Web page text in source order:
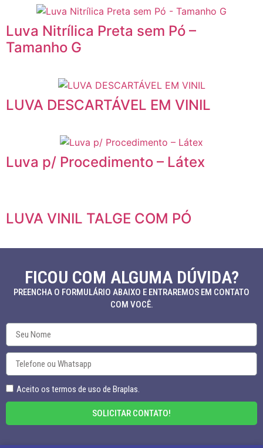
Luva Nitrílica Preta sem Pó –
Tamanho G
LUVA DESCARTÁVEL EM VINIL
Luva p/ Procedimento – Látex
LUVA VINIL TALGE COM PÓ
FICOU COM ALGUMA DÚVIDA?
PREENCHA O FORMULÁRIO ABAIXO E ENTRAREMOS EM CONTATO
COM VOCÊ.
Aceito os termos de uso de Braplas.
SOLICITAR CONTATO!